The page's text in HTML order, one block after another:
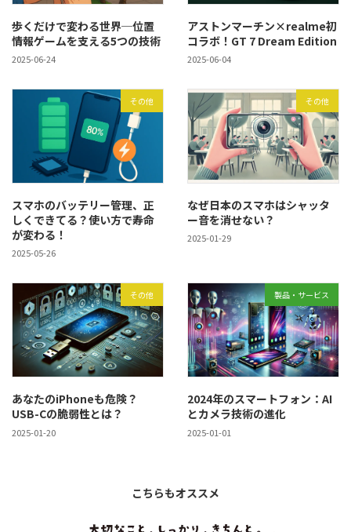
歩くだけで変わる世界─位置
情報ゲームを支える5つの技術
2025-06-24
アストンマーチン×realme初
コラボ！GT 7 Dream Edition
2025-06-04
その他
スマホのバッテリー管理、正
しくできてる？使い方で寿命
が変わる！
2025-05-26
その他
なぜ日本のスマホはシャッタ
ー音を消せない？
2025-01-29
その他
あなたのiPhoneも危険？
USB-Cの脆弱性とは？
2025-01-20
製品・サービス
2024年のスマートフォン：AI
とカメラ技術の進化
2025-01-01
こちらもオススメ